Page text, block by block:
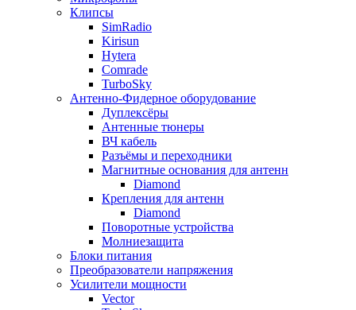
Клипсы
SimRadio
Kirisun
Hytera
Comrade
TurboSky
Антенно-Фидерное оборудование
Дуплексёры
Антенные тюнеры
ВЧ кабель
Разъёмы и переходники
Магнитные основания для антенн
Diamond
Крепления для антенн
Diamond
Поворотные устройства
Молниезащита
Блоки питания
Преобразователи напряжения
Усилители мощности
Vector